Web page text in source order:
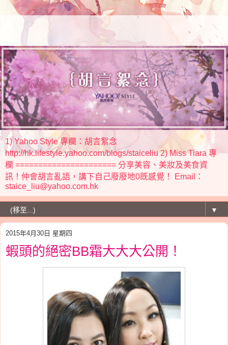
1) Yahoo Style 專欄：胡言絮念
http://hk.lifestyle.yahoo.com/blogs/staiceliu 2) Miss Tiara 專
欄 ====================== 分享美容、美妝及美食資
訊！仲會胡言亂語，講下自己廢廢地0既感覺！ Email：
staice_liu@yahoo.com.hk
▼
2015年4月30日 星期四
蝦頭的絕密BB霜大大大公開！